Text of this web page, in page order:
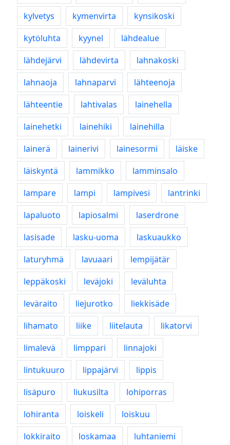
kylvetys
kymenvirta
kynsikoski
kytöluhta
kyynel
lähdealue
lähdejärvi
lähdevirta
lahnakoski
lahnaoja
lahnaparvi
lähteenoja
lähteentie
lahtivalas
lainehella
lainehetki
lainehiki
lainehilla
lainerä
lainerivi lainesormi
läiske
läiskyntä
lammikko
lamminsalo
lampare
lampi lampivesi
lantrinki
lapaluoto
lapiosalmi
laserdrone
lasisade
lasku-uoma
laskuaukko
laturyhmä
lavuaari
lempijätär
leppäkoski
leväjoki
leväluhta
leväraito
liejurotko
liekkisäde
lihamato
liike liitelauta
likatorvi
limalevä
limppari
linnajoki
lintukuuro
lippajärvi
lippis
lisäpuro
liukusilta
lohiporras
lohiranta
loiskeli
loiskuu
lokkiraito
loskamaa
luhtaniemi